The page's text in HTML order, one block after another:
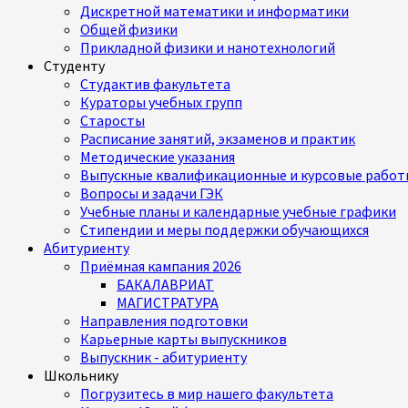
Дискретной математики и информатики
Общей физики
Прикладной физики и нанотехнологий
Студенту
Студактив факультета
Кураторы учебных групп
Старосты
Расписание занятий, экзаменов и практик
Методические указания
Выпускные квалификационные и курсовые
Вопросы и задачи ГЭК
Учебные планы и календарные учебные графики
Стипендии и меры поддержки обучающихся
Абитуриенту
Приёмная кампания 2026
БАКАЛАВРИАТ
МАГИСТРАТУРА
Направления подготовки
Карьерные карты выпускников
Выпускник - абитуриенту
Школьнику
Погрузитесь в мир нашего факультета